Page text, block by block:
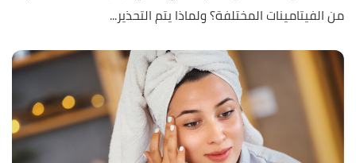
من الفيتامينات المختلفة؟ ولماذا يتم التحذير...